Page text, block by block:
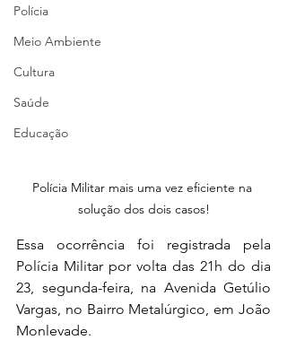
Polícia
Meio Ambiente
Cultura
Saúde
Educação
Polícia Militar mais uma vez eficiente na
solução dos dois casos!
Essa ocorrência foi registrada pela
Polícia Militar por volta das 21h do dia
23, segunda-feira, na Avenida Getúlio
Vargas, no Bairro Metalúrgico, em João
Monlevade.